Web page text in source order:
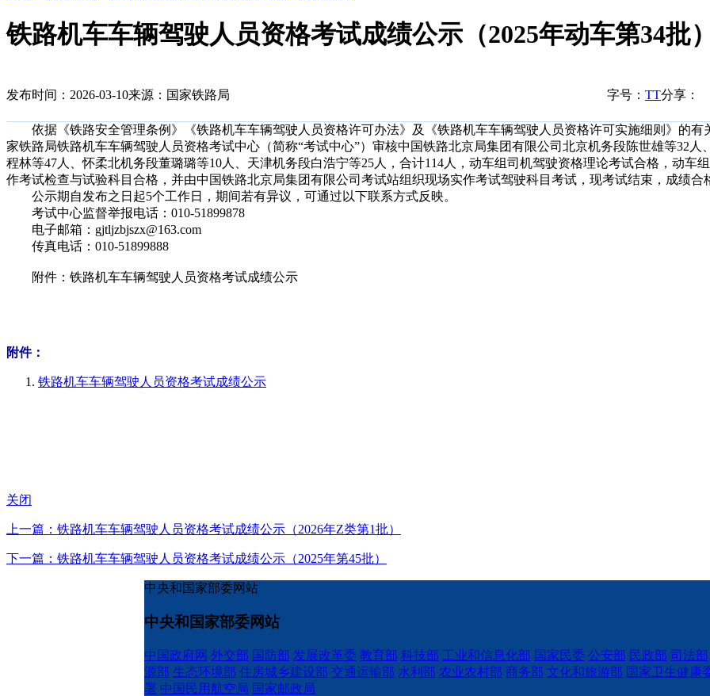
铁路机车车辆驾驶人员资格考试成绩公示（2025年动车第34批
发布时间：2026-03-10来源：国家铁路局 分享：
字号： TT
依据《铁路安全管理条例》《铁路机车车辆驾驶人员资格许可办法》及《铁路机车车辆驾驶人员资格许可实施细则》的有
家铁路局铁路机车车辆驾驶人员资格考试中心（简称“考试中心”）审核中国铁路北京局集团有限公司北京机务段陈世雄等32人
程林等47人、怀柔北机务段董璐璐等10人、天津机务段白浩宁等25人，合计114人，动车组司机驾驶资格理论考试合格，动车
作考试检查与试验科目合格，并由中国铁路北京局集团有限公司考试站组织现场实作考试驾驶科目考试，现考试结束，成绩合
公示期自发布之日起5个工作日，期间若有异议，可通过以下联系方式反映。
考试中心监督举报电话：010-51899878
电子邮箱：gjtljzbjszx@163.com
传真电话：010-51899888
附件：铁路机车车辆驾驶人员资格考试成绩公示
附件：
铁路机车车辆驾驶人员资格考试成绩公示
关闭
上一篇：铁路机车车辆驾驶人员资格考试成绩公示（2026年Z类第1批）
下一篇：铁路机车车辆驾驶人员资格考试成绩公示（2025年第45批）
中央和国家部委网站
中央和国家部委网站
中国政府网 外交部 国防部 发展改革委 教育部 科技部 工业和信息化部 国家民委 公安部 民政部 司法部
源部 生态环境部 住房城乡建设部 交通运输部 水利部 农业农村部 商务部 文化和旅游部 国家卫生健康
署 中国民用航空局 国家邮政局